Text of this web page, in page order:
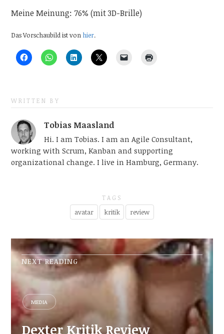
Meine Meinung: 76% (mit 3D-Brille)
Das Vorschaubild ist von hier.
WRITTEN BY
Tobias Maasland
Hi. I am Tobias. I am an Agile Consultant,
working with Scrum, Kanban and supporting
organizational change. I live in Hamburg, Germany.
TAGS
avatar kritik review
NEXT READING
MEDIA
Dexter Kritik Review